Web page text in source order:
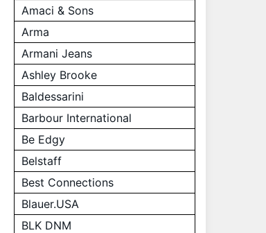
Amaci & Sons
Arma
Armani Jeans
Ashley Brooke
Baldessarini
Barbour International
Be Edgy
Belstaff
Best Connections
Blauer.USA
BLK DNM